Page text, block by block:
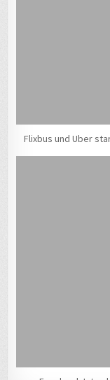
Flixbus und Uber